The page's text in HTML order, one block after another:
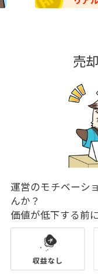
売
運営のモチベーシ
んか？
価値が低下する前